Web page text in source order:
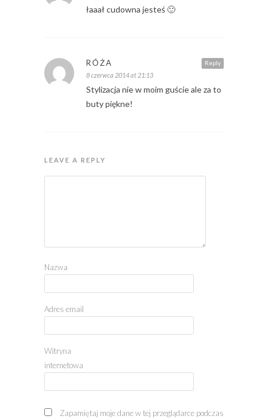
łaaał cudowna jesteś 🙂
Reply
RÓŻA
8 czerwca 2014 at 21:13
Stylizacja nie w moim guście ale za to
buty piękne!
LEAVE A REPLY
Nazwa
Adres email
Witryna
internetowa
Zapamiętaj moje dane w tej przeglądarce podczas